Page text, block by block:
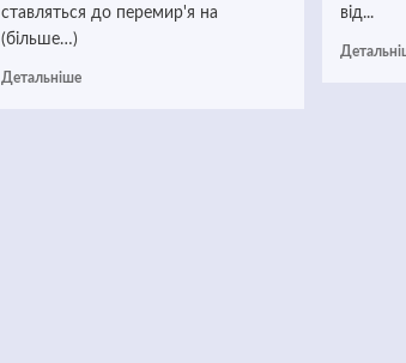
ставляться до перемир'я на
(більше…)
Детальніше
від...